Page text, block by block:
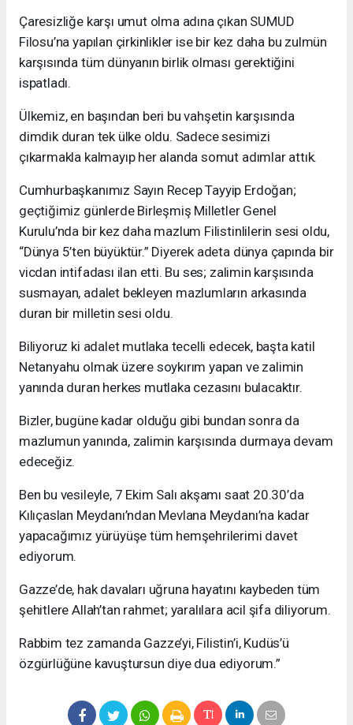
Çaresizliğe karşı umut olma adına çıkan SUMUD
Filosu’na yapılan çirkinlikler ise bir kez daha bu zulmün
karşısında tüm dünyanın birlik olması gerektiğini
ispatladı.
Ülkemiz, en başından beri bu vahşetin karşısında
dimdik duran tek ülke oldu. Sadece sesimizi
çıkarmakla kalmayıp her alanda somut adımlar attık.
Cumhurbaşkanımız Sayın Recep Tayyip Erdoğan;
geçtiğimiz günlerde Birleşmiş Milletler Genel
Kurulu’nda bir kez daha mazlum Filistinlilerin sesi oldu,
“Dünya 5’ten büyüktür.” Diyerek adeta dünya çapında bir
vicdan intifadası ilan etti. Bu ses; zalimin karşısında
susmayan, adalet bekleyen mazlumların arkasında
duran bir milletin sesi oldu.
Biliyoruz ki adalet mutlaka tecelli edecek, başta katil
Netanyahu olmak üzere soykırım yapan ve zalimin
yanında duran herkes mutlaka cezasını bulacaktır.
Bizler, bugüne kadar olduğu gibi bundan sonra da
mazlumun yanında, zalimin karşısında durmaya devam
edeceğiz.
Ben bu vesileyle, 7 Ekim Salı akşamı saat 20.30’da
Kılıçaslan Meydanı’ndan Mevlana Meydanı’na kadar
yapacağımız yürüyüşe tüm hemşehrilerimi davet
ediyorum.
Gazze’de, hak davaları uğruna hayatını kaybeden tüm
şehitlere Allah’tan rahmet; yaralılara acil şifa diliyorum.
Rabbim tez zamanda Gazze’yi, Filistin’i, Kudüs’ü
özgürlüğüne kavuştursun diye dua ediyorum.”